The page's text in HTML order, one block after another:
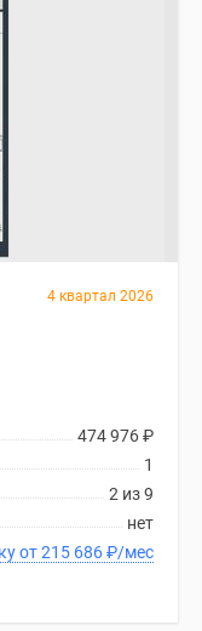
4 квартал 2026
474 976₽
1
2 из 9
нет
В ипотеку от 215 686₽/мес